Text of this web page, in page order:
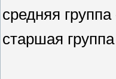
средняя
старшая